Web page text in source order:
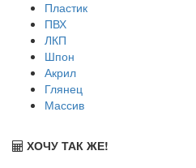
Пластик
ПВХ
ЛКП
Шпон
Акрил
Глянец
Массив
ХОЧУ ТАК ЖЕ!